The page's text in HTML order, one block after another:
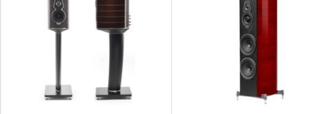
Kích thước loa Treble 28 mm
Tổng số loa Treble 1 loa